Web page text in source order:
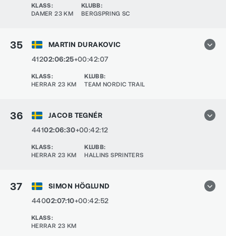
KLASS:
DAMER 23 KM
KLUBB:
BERGSPRING SC
35
MARTIN DURAKOVIC
41202:06:25+00:42:07
KLASS:
HERRAR 23 KM
KLUBB:
TEAM NORDIC TRAIL
36
JACOB TEGNÉR
44102:06:30+00:42:12
KLASS:
HERRAR 23 KM
KLUBB:
HALLINS SPRINTERS
37
SIMON HÖGLUND
44002:07:10+00:42:52
KLASS:
HERRAR 23 KM